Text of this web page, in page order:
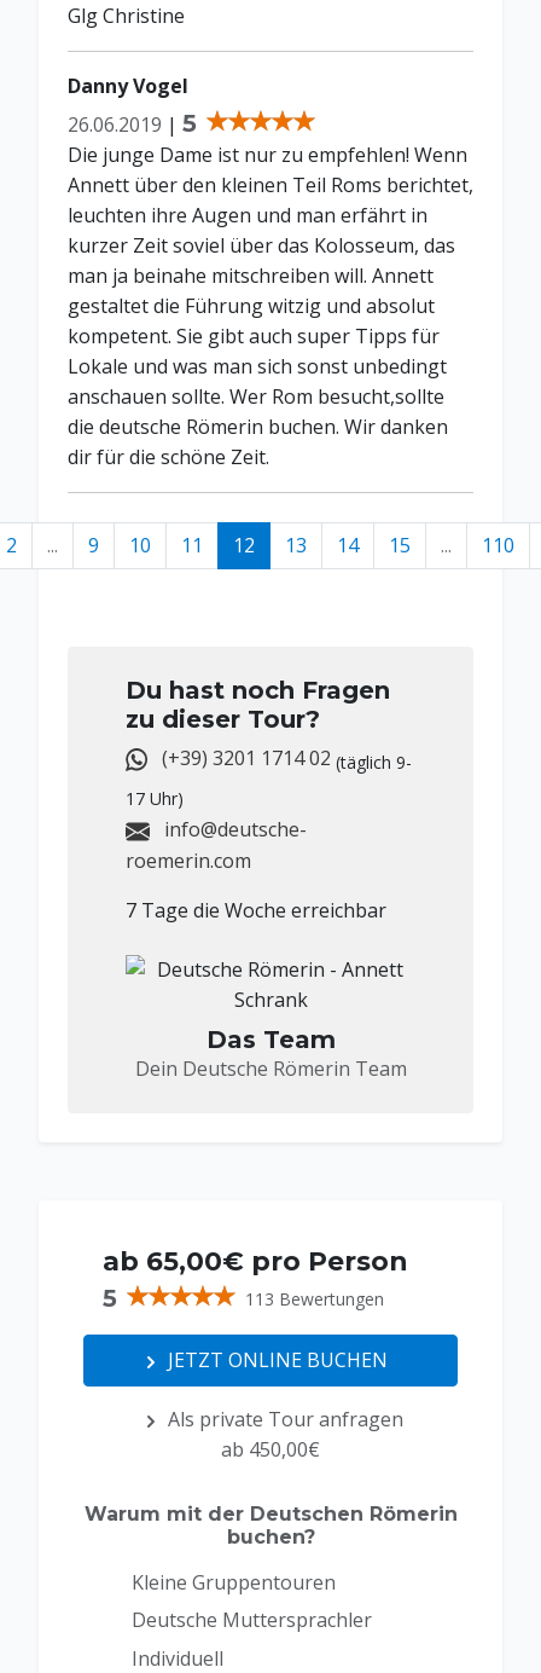
Glg Christine
Danny Vogel
26.06.2019 | 5
Die junge Dame ist nur zu empfehlen! Wenn
Annett über den kleinen Teil Roms berichtet,
leuchten ihre Augen und man erfährt in
kurzer Zeit soviel über das Kolosseum, das
man ja beinahe mitschreiben will. Annett
gestaltet die Führung witzig und absolut
kompetent. Sie gibt auch super Tipps für
Lokale und was man sich sonst unbedingt
anschauen sollte. Wer Rom besucht,sollte
die deutsche Römerin buchen. Wir danken
dir für die schöne Zeit.
2 ... 9 10 11 12 13 14 15 ... 110
Du hast noch Fragen
zu dieser Tour?
(+39) 3201 1714 02 (täglich 9-
17 Uhr)
info@deutsche-
roemerin.com
7 Tage die Woche erreichbar
Das Team
Dein Deutsche Römerin Team
ab 65,00€ pro Person
5 113 Bewertungen
JETZT ONLINE BUCHEN
Als private Tour anfragen
ab 450,00€
Warum mit der Deutschen Römerin
buchen?
Kleine Gruppentouren
Deutsche Muttersprachler
Individuell